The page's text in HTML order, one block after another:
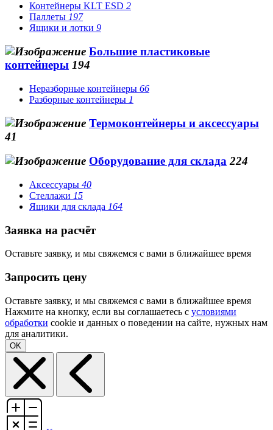
Контейнеры KLT ESD 2
Паллеты 197
Ящики и лотки 9
Большие пластиковые
контейнеры 194
Неразборные контейнеры 66
Разборные контейнеры 1
Термоконтейнеры и аксессуары
41
Оборудование для склада 224
Аксессуары 40
Стеллажи 15
Ящики для склада 164
Заявка на расчёт
Оставьте заявку, и мы свяжемся с вами в ближайшее время
Запросить цену
Оставьте заявку, и мы свяжемся с вами в ближайшее время
Нажмите на кнопку, если вы соглашаетесь с условиями
обработки cookie и данных о поведении на сайте, нужных нам
для аналитики.
OK